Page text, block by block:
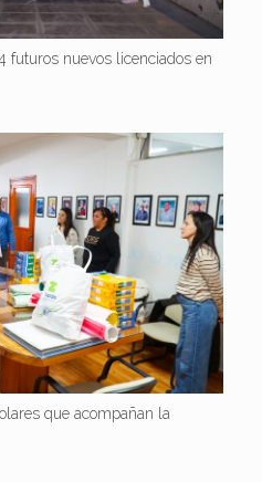
futuros nuevos licenciados en
que acompañan la